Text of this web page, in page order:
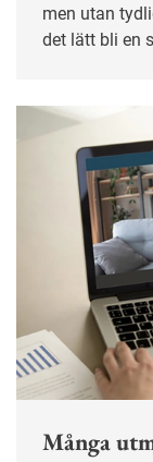
men utan
det lätt bli en
fungerar bättre.
Många